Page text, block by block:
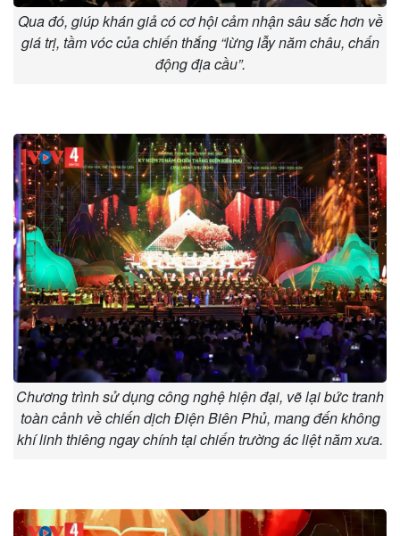
Qua đó, giúp khán giả có cơ hội cảm nhận sâu sắc hơn về
giá trị, tầm vóc của chiến thắng “lừng lẫy năm châu, chấn
động địa cầu”.
Chương trình sử dụng công nghệ hiện đại, vẽ lại bức tranh
toàn cảnh về chiến dịch Điện Biên Phủ, mang đến không
khí linh thiêng ngay chính tại chiến trường ác liệt năm xưa.